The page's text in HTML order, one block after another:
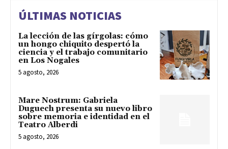
ÚLTIMAS NOTICIAS
La lección de las gírgolas: cómo
un hongo chiquito despertó la
ciencia y el trabajo comunitario
en Los Nogales
5 agosto, 2026
Mare Nostrum: Gabriela
Duguech presenta su nuevo libro
sobre memoria e identidad en el
Teatro Alberdi
5 agosto, 2026